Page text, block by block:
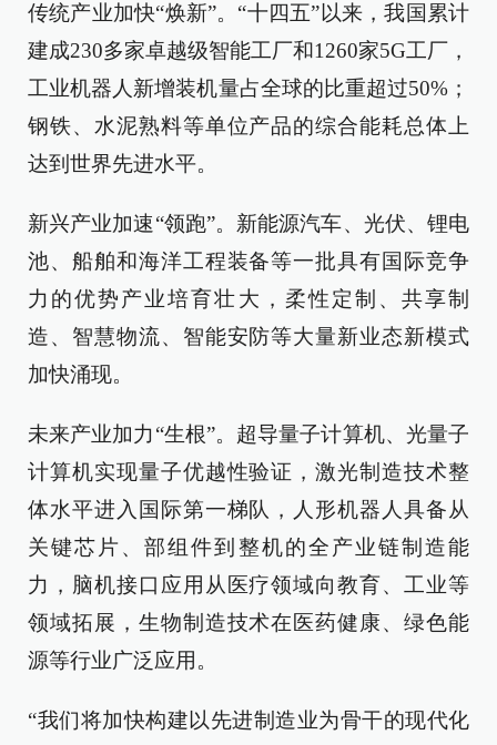
传统产业加快“焕新”。“十四五”以来，我国累计
建成230多家卓越级智能工厂和1260家5G工厂，
工业机器人新增装机量占全球的比重超过50%；
钢铁、水泥熟料等单位产品的综合能耗总体上
达到世界先进水平。
新兴产业加速“领跑”。新能源汽车、光伏、锂电
池、船舶和海洋工程装备等一批具有国际竞争
力的优势产业培育壮大，柔性定制、共享制
造、智慧物流、智能安防等大量新业态新模式
加快涌现。
未来产业加力“生根”。超导量子计算机、光量子
计算机实现量子优越性验证，激光制造技术整
体水平进入国际第一梯队，人形机器人具备从
关键芯片、部组件到整机的全产业链制造能
力，脑机接口应用从医疗领域向教育、工业等
领域拓展，生物制造技术在医药健康、绿色能
源等行业广泛应用。
“我们将加快构建以先进制造业为骨干的现代化